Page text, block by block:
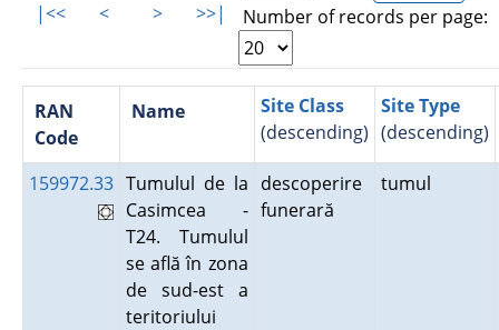
|<< < > >>|
Number of records per page:
RAN
Code
Name
Site Class
(descending)
Site Type
(descending)
159972.33 Tumulul de la
Casimcea -
T24. Tumulul
se află în zona
de sud-est a
teritoriului
descoperire
funerară
tumul